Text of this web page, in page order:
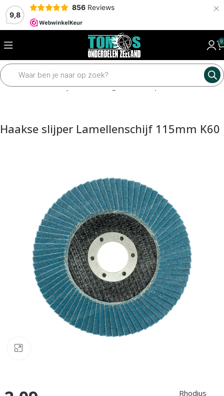
9,8
856 Reviews ×
0
Home Gereedschap Elektrisch gereedschap
Haakse slijper Lamellenschijf 115mm K60
Rhodius